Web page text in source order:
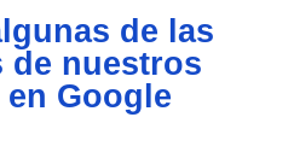
de las
de nuestros
Google